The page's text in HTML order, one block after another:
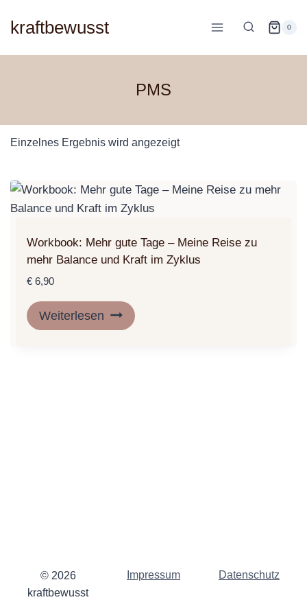
Inhalt
kraftbewusst 0
PMS
Einzelnes Ergebnis wird angezeigt
Workbook: Mehr gute Tage – Meine Reise zu
mehr Balance und Kraft im Zyklus
€ 6,90
Weiterlesen
© 2026
kraftbewusst
Impressum Datenschutz